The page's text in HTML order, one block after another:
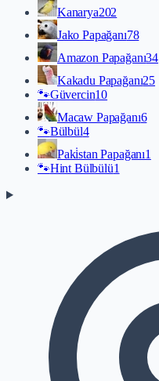
Kanarya202
Jako Papağanı78
Amazon Papağanı34
Kakadu Papağanı25
🐾Güvercin10
Macaw Papağanı6
🐾Bülbül4
Paki̇stan Papağanı1
🐾Hint Bülbülü1